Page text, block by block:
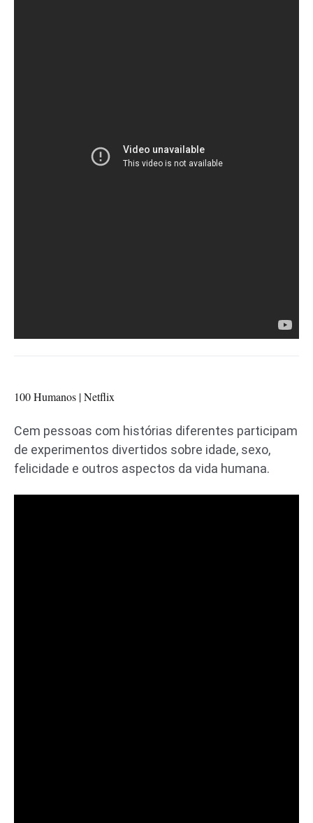
100 Humanos | Netflix
Cem pessoas com histórias diferentes participam
de experimentos divertidos sobre idade, sexo,
felicidade e outros aspectos da vida humana.